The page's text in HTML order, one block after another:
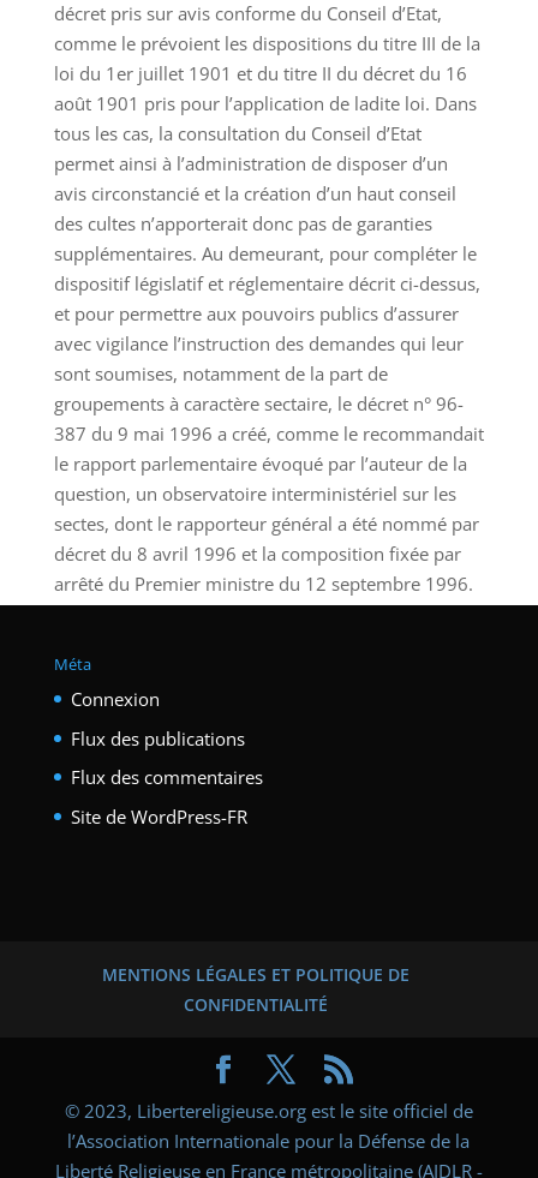
décret pris sur avis conforme du Conseil d’Etat,
comme le prévoient les dispositions du titre III de la
loi du 1er juillet 1901 et du titre II du décret du 16
août 1901 pris pour l’application de ladite loi. Dans
tous les cas, la consultation du Conseil d’Etat
permet ainsi à l’administration de disposer d’un
avis circonstancié et la création d’un haut conseil
des cultes n’apporterait donc pas de garanties
supplémentaires. Au demeurant, pour compléter le
dispositif législatif et réglementaire décrit ci-dessus,
et pour permettre aux pouvoirs publics d’assurer
avec vigilance l’instruction des demandes qui leur
sont soumises, notamment de la part de
groupements à caractère sectaire, le décret n° 96-
387 du 9 mai 1996 a créé, comme le recommandait
le rapport parlementaire évoqué par l’auteur de la
question, un observatoire interministériel sur les
sectes, dont le rapporteur général a été nommé par
décret du 8 avril 1996 et la composition fixée par
arrêté du Premier ministre du 12 septembre 1996.
Méta
Connexion
Flux des publications
Flux des commentaires
Site de WordPress-FR
MENTIONS LÉGALES ET POLITIQUE DE
CONFIDENTIALITÉ
© 2023, Libertereligieuse.org est le site officiel de
l’Association Internationale pour la Défense de la
Liberté Religieuse en France métropolitaine (AIDLR -